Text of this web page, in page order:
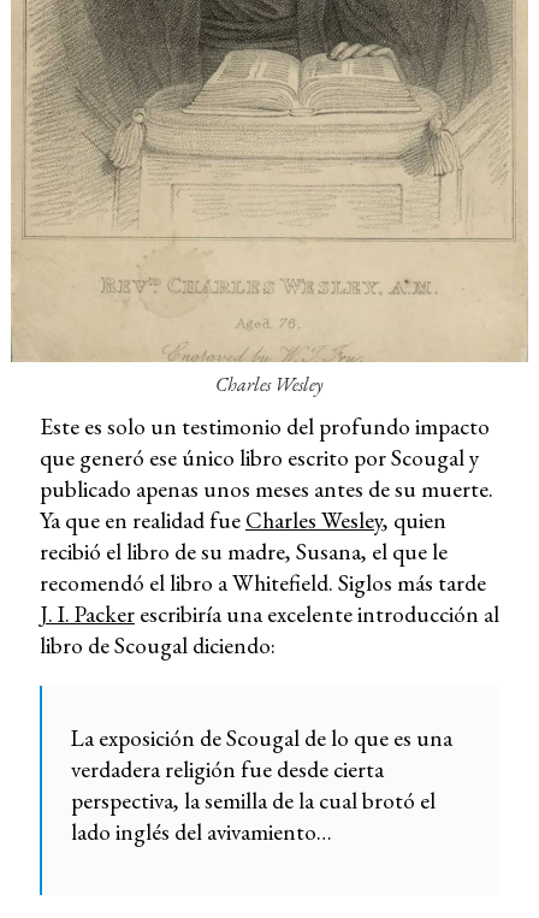
Charles Wesley
Este es solo un testimonio del profundo impacto
que generó ese único libro escrito por Scougal y
publicado apenas unos meses antes de su muerte.
Ya que en realidad fue Charles Wesley, quien
recibió el libro de su madre, Susana, el que le
recomendó el libro a Whitefield. Siglos más tarde
J. I. Packerescribiría una excelente introducción al
libro de Scougal diciendo:
La exposición de Scougal de lo que es una
verdadera religión fue desde cierta
perspectiva, la semilla de la cual brotó el
lado inglés del avivamiento…